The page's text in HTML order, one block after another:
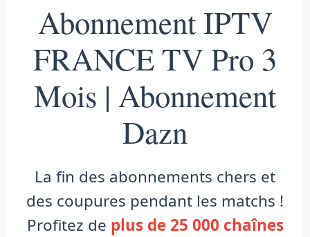
Abonnement IPTV
FRANCE TV Pro 3
Mois | Abonnement
Dazn
La fin des abonnements chers et
des coupures pendant les matchs !
Profitez de plus de 25 000 chaînes